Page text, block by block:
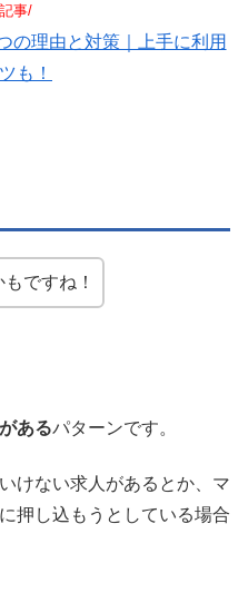
事/
の理由と対策｜上手に利用
も！
ですね！
あるパターンです。
けない求人があるとか、マ
押し込もうとしている場合